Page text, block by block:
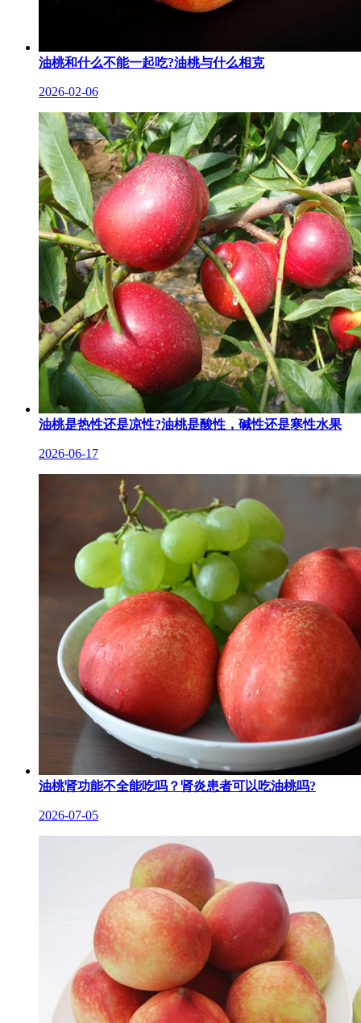
油桃和什么不能一起吃?油桃与什么相克
2026-02-06
油桃是热性还是凉性?油桃是酸性，碱性还是寒性水果
2026-06-17
油桃肾功能不全能吃吗？肾炎患者可以吃油桃吗?
2026-07-05